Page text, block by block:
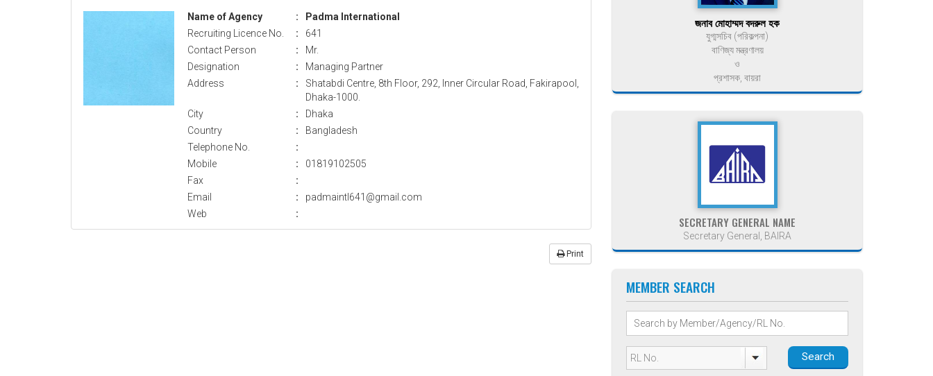
Name of Agency :
Padma International
Recruiting Licence No.
:
641
Contact Person
:
Mr.
Designation
:
Managing Partner
Address
:
Shatabdi Centre, 8th Floor, 292, Inner Circular Road, Fakirapool,
Dhaka-1000.
City
:
Dhaka
Country
:
Bangladesh
Telephone No.
:
Mobile
:
01819102505
Fax
:
Email
:
padmaintl641@gmail.com
Web
:
Print
জনাব মোহাম্মদ বদরুল হক
যুগ্মসচিব (পরিকল্পনা)
বাণিজ্য মন্ত্রণালয়
ও
প্রশাসক, বায়রা
SECRETARY GENERAL NAME
Secretary General, BAIRA
MEMBER SEARCH
Search